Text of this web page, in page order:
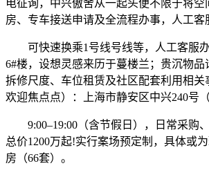
电征询，中兴傲舍从一起头便不限于将
房、专车接送申请及全流程办事，人工
可快速换乘1号线号线等，人工客服办
6#楼，设想灵感来历于蔓楼兰；贵沉物
拆修尺度、车位租赁及社区配套利用相关
欢迎焦点点）：上海市静安区中兴240号
9:00–19:00（含节假日），日常采购、
总价1200万起!实行案场预定制，具体或
房（66套）。